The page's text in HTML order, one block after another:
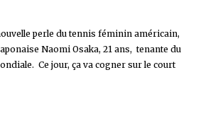
perle du tennis féminin américain,
Naomi Osaka, 21 ans, tenante du
Ce jour, ça va cogner sur le court